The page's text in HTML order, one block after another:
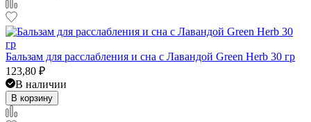
Бальзам для расслабления и сна с Лавандой Green Herb 30 гр
123,80 ₽
В наличии
В корзину